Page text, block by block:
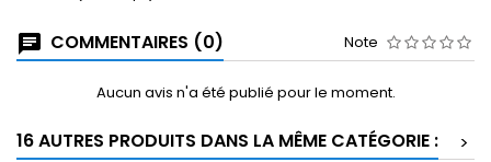
COMMENTAIRES (0) Note
Aucun avis n'a été publié pour le moment.
16 AUTRES PRODUITS DANS LA MÊME CATÉGORIE :
>